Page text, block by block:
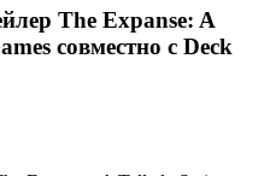
The Expanse: A
совместно с Deck